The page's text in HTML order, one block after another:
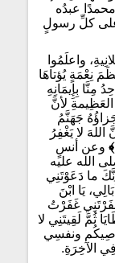
عبدُه
كلِّ رسولٍ
واعلَمُوا
نِعْمَةٍ يُؤتاهَا
مِنَّا بِإِيمَانِهِ
لأنَّ
جَهَنَّمُ
اللهَ لا يَغْفِرُ
﴾ وعن أنسٍ
الله عليه
ما دَعَوْتَنِي
يَا ابْنَ
غَفَرْتُ
ثُمَّ لَقِيتَنِي لا
ونفسِي
الآخِرَةِ.